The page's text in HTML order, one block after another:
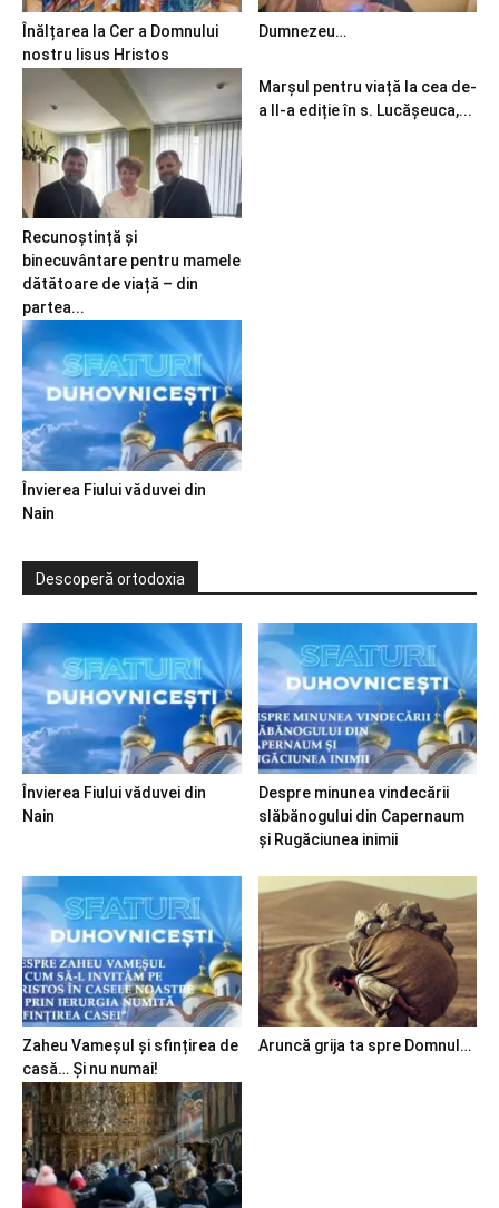
Înălțarea la Cer a Domnului
nostru Iisus Hristos
Dumnezeu…
Recunoștință și
binecuvântare pentru mamele
dătătoare de viață – din
partea...
Marșul pentru viață la cea de-
a II-a ediție în s. Lucășeuca,...
Învierea Fiului văduvei din
Nain
Descoperă ortodoxia
Învierea Fiului văduvei din
Nain
Despre minunea vindecării
slăbănogului din Capernaum
și Rugăciunea inimii
Zaheu Vameșul și sfințirea de
casă… Și nu numai!
Aruncă grija ta spre Domnul…